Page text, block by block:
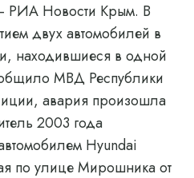
РИА Новости Крым. В
двух автомобилей в
находившиеся в одной
МВД Республики
авария произошла
2003 года
Hyundai
по улице Мирошника от